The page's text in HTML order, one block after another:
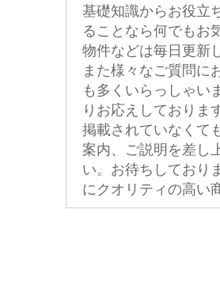
基礎知識からお役立
ることなら何でもお
物件などは毎日更新
また様々なご質問に
も多くいらっしゃい
りお応えしておりま
掲載されていなくて
案内、ご説明を差し
い。お待ちしており
にクオリティの高い